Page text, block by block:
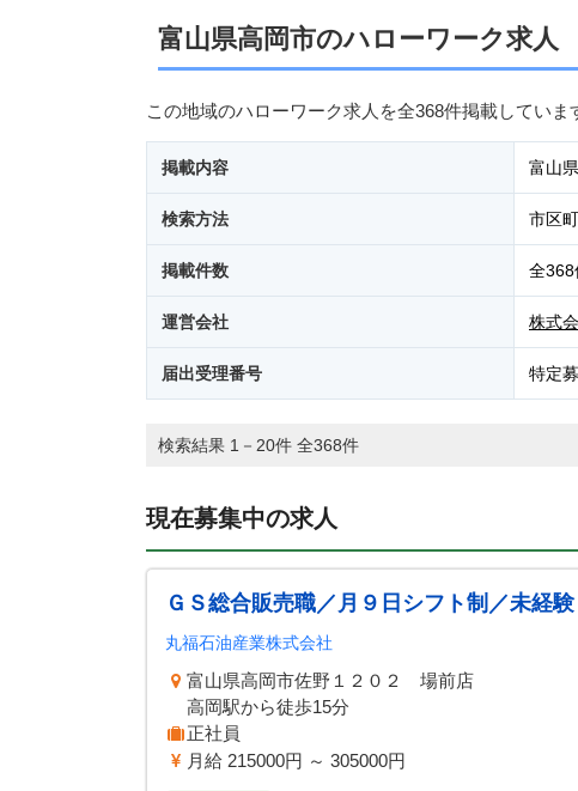
富山県高岡市のハローワーク求人
この地域のハローワーク求人を全368件掲載していま
掲載内容 富山
検索方法 市区
掲載件数 全368
運営会社 株式
届出受理番号 特定
検索結果 1－20件 全368件
現在募集中の求人
ＧＳ総合販売職／月９日シフト制／未経験
丸福石油産業株式会社
富山県高岡市佐野１２０２ 場前店
高岡駅から徒歩15分
正社員
月給 215000円 ～ 305000円